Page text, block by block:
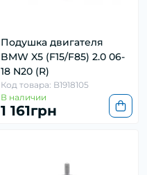
Подушка двигателя
BMW X5 (F15/F85) 2.0 06-
18 N20 (R)
Код товара: B1918105
В наличии
1 161грн